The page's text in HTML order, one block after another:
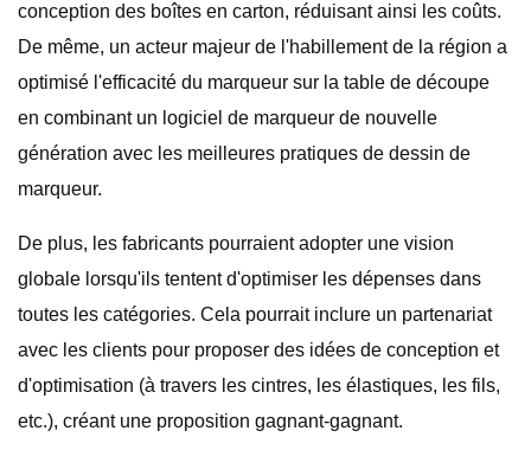
conception des boîtes en carton, réduisant ainsi les coûts.
De même, un acteur majeur de l'habillement de la région a
optimisé l'efficacité du marqueur sur la table de découpe
en combinant un logiciel de marqueur de nouvelle
génération avec les meilleures pratiques de dessin de
marqueur.
De plus, les fabricants pourraient adopter une vision
globale lorsqu'ils tentent d'optimiser les dépenses dans
toutes les catégories. Cela pourrait inclure un partenariat
avec les clients pour proposer des idées de conception et
d'optimisation (à travers les cintres, les élastiques, les fils,
etc.), créant une proposition gagnant-gagnant.